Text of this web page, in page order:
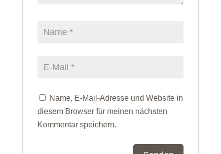
Name, E-Mail-Adresse und Website in
diesem Browser für meinen nächsten
Kommentar speichern.